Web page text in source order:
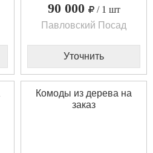
90 000
/ 1 шт
Павловский Посад
Уточнить
Комоды из дерева на
заказ